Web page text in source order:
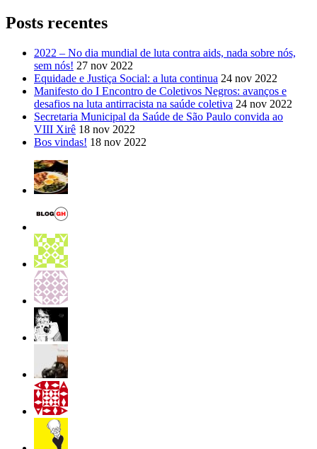
Posts recentes
2022 – No dia mundial de luta contra aids, nada sobre nós,
sem nós! 27 nov 2022
Equidade e Justiça Social: a luta continua 24 nov 2022
Manifesto do I Encontro de Coletivos Negros: avanços e
desafios na luta antirracista na saúde coletiva 24 nov 2022
Secretaria Municipal da Saúde de São Paulo convida ao
VIII Xirê 18 nov 2022
Bos vindas! 18 nov 2022